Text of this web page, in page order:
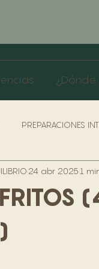
PREPARACIONES
& PROTOCOLO
DE SEGURIDAD &
24 abr 2025 1